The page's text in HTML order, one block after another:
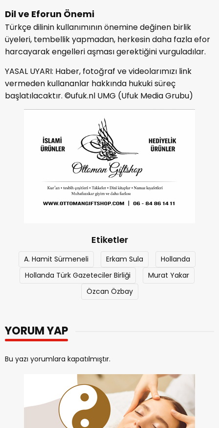
Dil ve Eforun Önemi
Türkçe dilinin kullanımının önemine değinen birlik
üyeleri, tembellik yapmadan, herkesin daha fazla efor
harcayarak engelleri aşması gerektiğini vurguladılar.
YASAL UYARI: Haber, fotoğraf ve videolarımızı link
vermeden kullananlar hakkında hukuki süreç
başlatılacaktır. ©ufuk.nl UMG (Ufuk Media Grubu)
Etiketler
A. Hamit Sürmeneli Erkam Sula
Hollanda
Hollanda Türk Gazeteciler Birliği
Murat Yakar
Özcan Özbay
YORUM YAP
Bu yazı yorumlara kapatılmıştır.